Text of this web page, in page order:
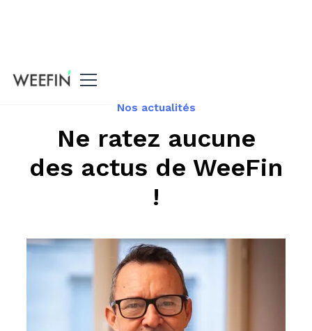
Accueil
Nos actualités
Ne ratez aucune
des actus de WeeFin
!